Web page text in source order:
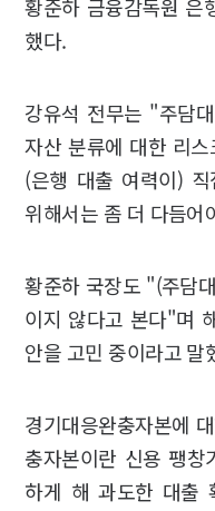
황준하 금융감독원 은
했다.
강유석 전무는 "주담
자산 분류에 대한 리
(은행 대출 여력이)
위해서는 좀 더 다듬
황준하 국장도 "(주담
이지 않다고 본다"며
안을 고민 중이라고 말
경기대응완충자본에
충자본이란 신용 팽
하게 해 과도한 대출